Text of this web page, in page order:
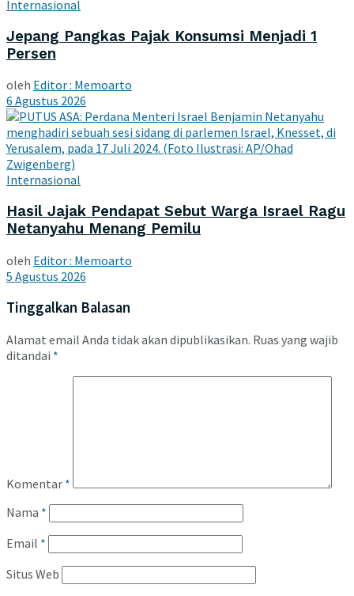
Internasional
Jepang Pangkas Pajak Konsumsi Menjadi 1
Persen
oleh Editor : Memoarto
6 Agustus 2026
Internasional
Hasil Jajak Pendapat Sebut Warga Israel Ragu
Netanyahu Menang Pemilu
oleh Editor : Memoarto
5 Agustus 2026
Tinggalkan Balasan
Alamat email Anda tidak akan dipublikasikan. Ruas yang wajib
ditandai *
Komentar *
Nama *
Email *
Situs Web